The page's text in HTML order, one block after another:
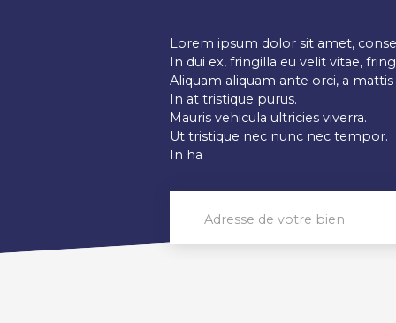
Lorem ipsum dolor sit amet,
In dui ex, fringilla eu velit vitae,
Aliquam aliquam ante orci, a mattis
In at tristique purus.
Mauris vehicula ultricies viverra.
Ut tristique nec nunc nec tempor.
In ha
Adresse de votre bien